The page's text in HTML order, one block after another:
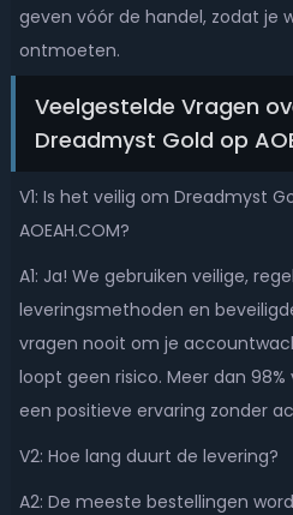
geven vóór de handel, zodat je
ontmoeten.
Veelgestelde Vragen
Dreadmyst Gold op
V1: Is het veilig om Dreadmyst
AOEAH.COM?
A1: Ja! We gebruiken veilige,
leveringsmethoden en
vragen nooit om je
loopt geen risico. Meer dan
een positieve ervaring zonder
V2: Hoe lang duurt de levering?
A2: De meeste bestellingen